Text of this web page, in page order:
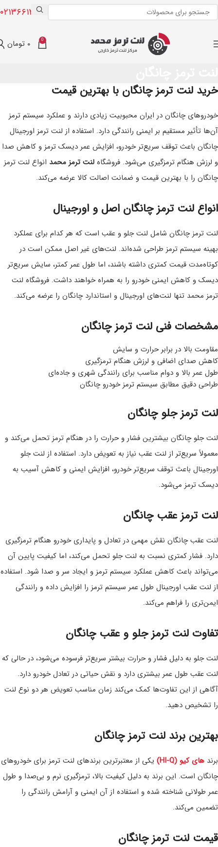
۰۲۱۳۶۶۱۳۰۰۸
0 ۰ تومان
خرید لنت ترمز چانگان با بهترین قیمت
خودروهای چانگان در ایران محبوبیت زیادی دارند و عملکرد سیستم ترمز
آن‌ها تأثیر مستقیم بر ایمنی رانندگی دارد. استفاده از لنت ترمز اورجینال
چانگان باعث توقف سریع‌تر خودرو، افزایش عمر دیسک ترمز و کاهش صدا
و لرزش هنگام ترمزگیری می‌شود. فروشگاه لنت ترمز محمد انواع لنت ترمز
چانگان را با بهترین قیمت و ضمانت اصالت کالا عرضه می‌کند.
انواع لنت ترمز چانگان اصل و اورجینال
لنت ترمز چانگان شامل لنت جلو و عقب است که هر کدام برای عملکرد
بهینه سیستم ترمز طراحی شده‌اند. لنت‌های غیر اصل ممکن است در
کوتاه‌مدت قیمت کمتری داشته باشند، اما طول عمر کمتر، سایش سریع‌تر
دیسک و کاهش ایمنی خودرو را به همراه خواهند داشت. فروشگاه لنت
ترمز محمد تنها لنت‌های اورجینال و استاندارد چانگان را عرضه می‌کند.
مشخصات فنی لنت ترمز چانگان
مقاومت بالا در برابر حرارت و سایش
کاهش صدای اضافی و لرزش هنگام ترمزگیری
طول عمر بالا و دوام مناسب برای رانندگی شهری و جاده‌ای
طراحی دقیق مطابق سیستم ترمز خودرو چانگان
لنت ترمز جلو چانگان
لنت جلو چانگان بیشترین فشار و حرارت را در هنگام ترمز تحمل می‌کند و
معمولاً سریع‌تر از لنت عقب نیاز به تعویض دارد. استفاده از لنت جلو
اورجینال باعث توقف سریع‌تر خودرو، افزایش ایمنی و کاهش آسیب به
دیسک ترمز می‌شود.
لنت ترمز عقب چانگان
لنت عقب چانگان نقش مهمی در تعادل و پایداری خودرو هنگام ترمزگیری
دارد. فشار کمتری نسبت به لنت جلو تحمل می‌کند، اما کیفیت پایین آن
می‌تواند باعث کاهش عملکرد سیستم ترمز و ایجاد سر و صدا شود. استفاده
از لنت عقب اورجینال طول عمر سیستم ترمز را افزایش داده و رانندگی
ایمن‌تری را فراهم می‌کند.
تفاوت لنت ترمز جلو و عقب چانگان
لنت جلو به دلیل فشار و حرارت بیشتر سریع‌تر فرسوده می‌شود، در حالی که
لنت عقب طول عمر بیشتری دارد و نقش حیاتی در تعادل خودرو دارد.
آگاهی از این تفاوت‌ها کمک می‌کند زمان مناسب تعویض هر دو نوع لنت
را تشخیص دهید.
بهترین برند لنت ترمز چانگان
برند های کیو (HI-Q)
یکی از معتبرترین برندهای لنت ترمز برای خودروهای
چانگان است. این برند به دلیل کیفیت بالا، ترمزگیری نرم و بی‌صدا و طول
عمر طولانی شناخته شده و استفاده از آن ایمنی و آرامش رانندگی را
تضمین می‌کند.
قیمت لنت ترمز چانگان